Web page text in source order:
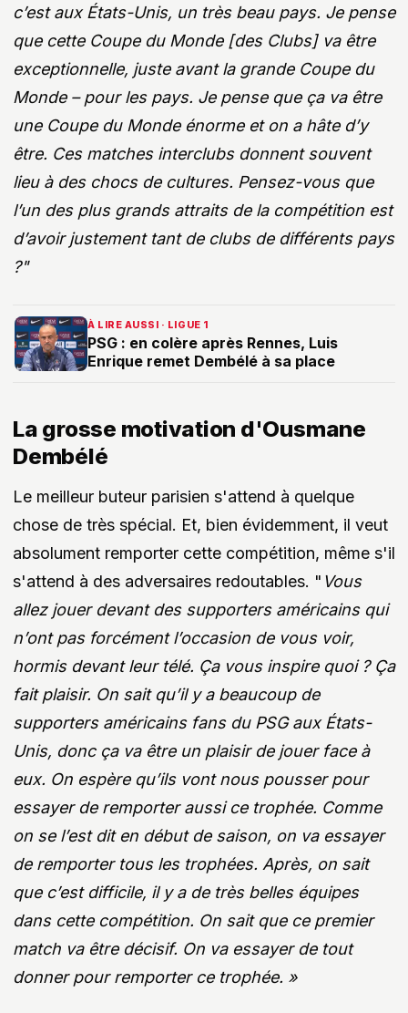
c’est aux États-Unis, un très beau pays. Je pense
que cette Coupe du Monde [des Clubs] va être
exceptionnelle, juste avant la grande Coupe du
Monde – pour les pays. Je pense que ça va être
une Coupe du Monde énorme et on a hâte d’y
être. Ces matches interclubs donnent souvent
lieu à des chocs de cultures. Pensez-vous que
l’un des plus grands attraits de la compétition est
d’avoir justement tant de clubs de différents pays
?"
À LIRE AUSSI · LIGUE 1
PSG : en colère après Rennes, Luis
Enrique remet Dembélé à sa place
La grosse motivation d'Ousmane
Dembélé
Le meilleur buteur parisien s'attend à quelque
chose de très spécial. Et, bien évidemment, il veut
absolument remporter cette compétition, même s'il
s'attend à des adversaires redoutables. " Vous
allez jouer devant des supporters américains qui
n’ont pas forcément l’occasion de vous voir,
hormis devant leur télé. Ça vous inspire quoi ? Ça
fait plaisir. On sait qu’il y a beaucoup de
supporters américains fans du PSG aux États-
Unis, donc ça va être un plaisir de jouer face à
eux. On espère qu’ils vont nous pousser pour
essayer de remporter aussi ce trophée. Comme
on se l’est dit en début de saison, on va essayer
de remporter tous les trophées. Après, on sait
que c’est difficile, il y a de très belles équipes
dans cette compétition. On sait que ce premier
match va être décisif. On va essayer de tout
donner pour remporter ce trophée. »